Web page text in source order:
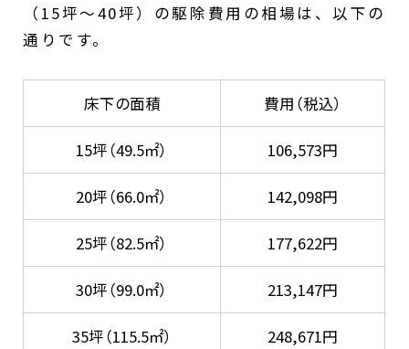
（15坪〜40坪）の駆除費用の相場は、以下の
通りです。
床下の面積 費用（税込）
15坪（49.5㎡） 106,573円
20坪（66.0㎡） 142,098円
25坪（82.5㎡） 177,622円
30坪（99.0㎡） 213,147円
35坪（115.5㎡） 248,671円